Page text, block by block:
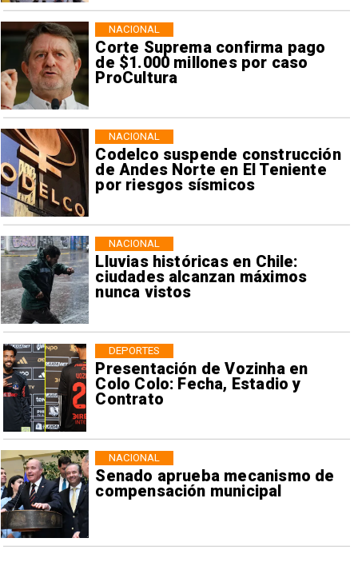
Corte Suprema confirma pago
de $1.000 millones por caso
ProCultura
NACIONAL
Codelco suspende construcción
de Andes Norte en El Teniente
por riesgos sísmicos
NACIONAL
Lluvias históricas en Chile:
ciudades alcanzan máximos
nunca vistos
NACIONAL
Presentación de Vozinha en
Colo Colo: Fecha, Estadio y
Contrato
DEPORTES
Senado aprueba mecanismo de
compensación municipal
NACIONAL